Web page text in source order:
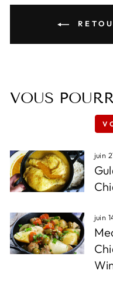
VOUS
juin
juin